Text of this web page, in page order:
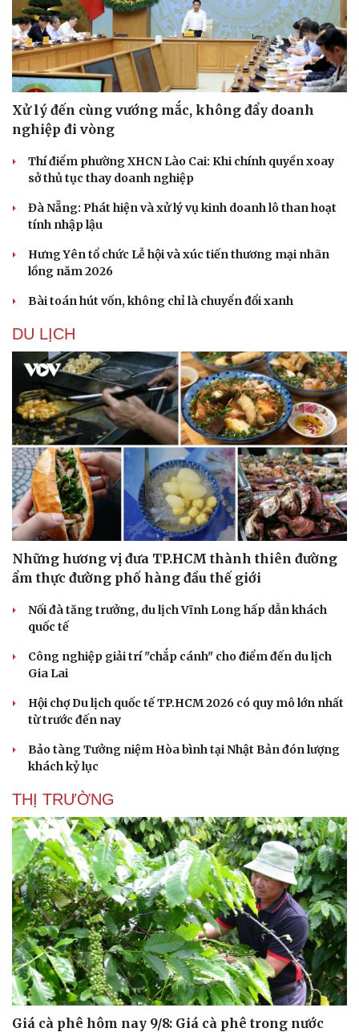
Dinh dưỡng - món ngon
Cây thuốc
Sản phụ khoa
Nhi khoa
Nam khoa
Làm đẹp - giảm cân
Phòng mạch online
Ăn sạch sống khỏe
Đời sống
Xử lý đến cùng vướng mắc, không đẩy doanh
nghiệp đi vòng
Thí điểm phường XHCN Lào Cai: Khi chính quyền xoay
sở thủ tục thay doanh nghiệp
Đà Nẵng: Phát hiện và xử lý vụ kinh doanh lô than hoạt
tính nhập lậu
Hưng Yên tổ chức Lễ hội và xúc tiến thương mại nhãn
lồng năm 2026
Bài toán hút vốn, không chỉ là chuyển đổi xanh
DU LỊCH
Những hương vị đưa TP.HCM thành thiên đường
ẩm thực đường phố hàng đầu thế giới
Nối đà tăng trưởng, du lịch Vĩnh Long hấp dẫn khách
quốc tế
Công nghiệp giải trí "chắp cánh" cho điểm đến du lịch
Gia Lai
Hội chợ Du lịch quốc tế TP.HCM 2026 có quy mô lớn nhất
từ trước đến nay
Bảo tàng Tưởng niệm Hòa bình tại Nhật Bản đón lượng
khách kỷ lục
THỊ TRƯỜNG
Giá cà phê hôm nay 9/8: Giá cà phê trong nước